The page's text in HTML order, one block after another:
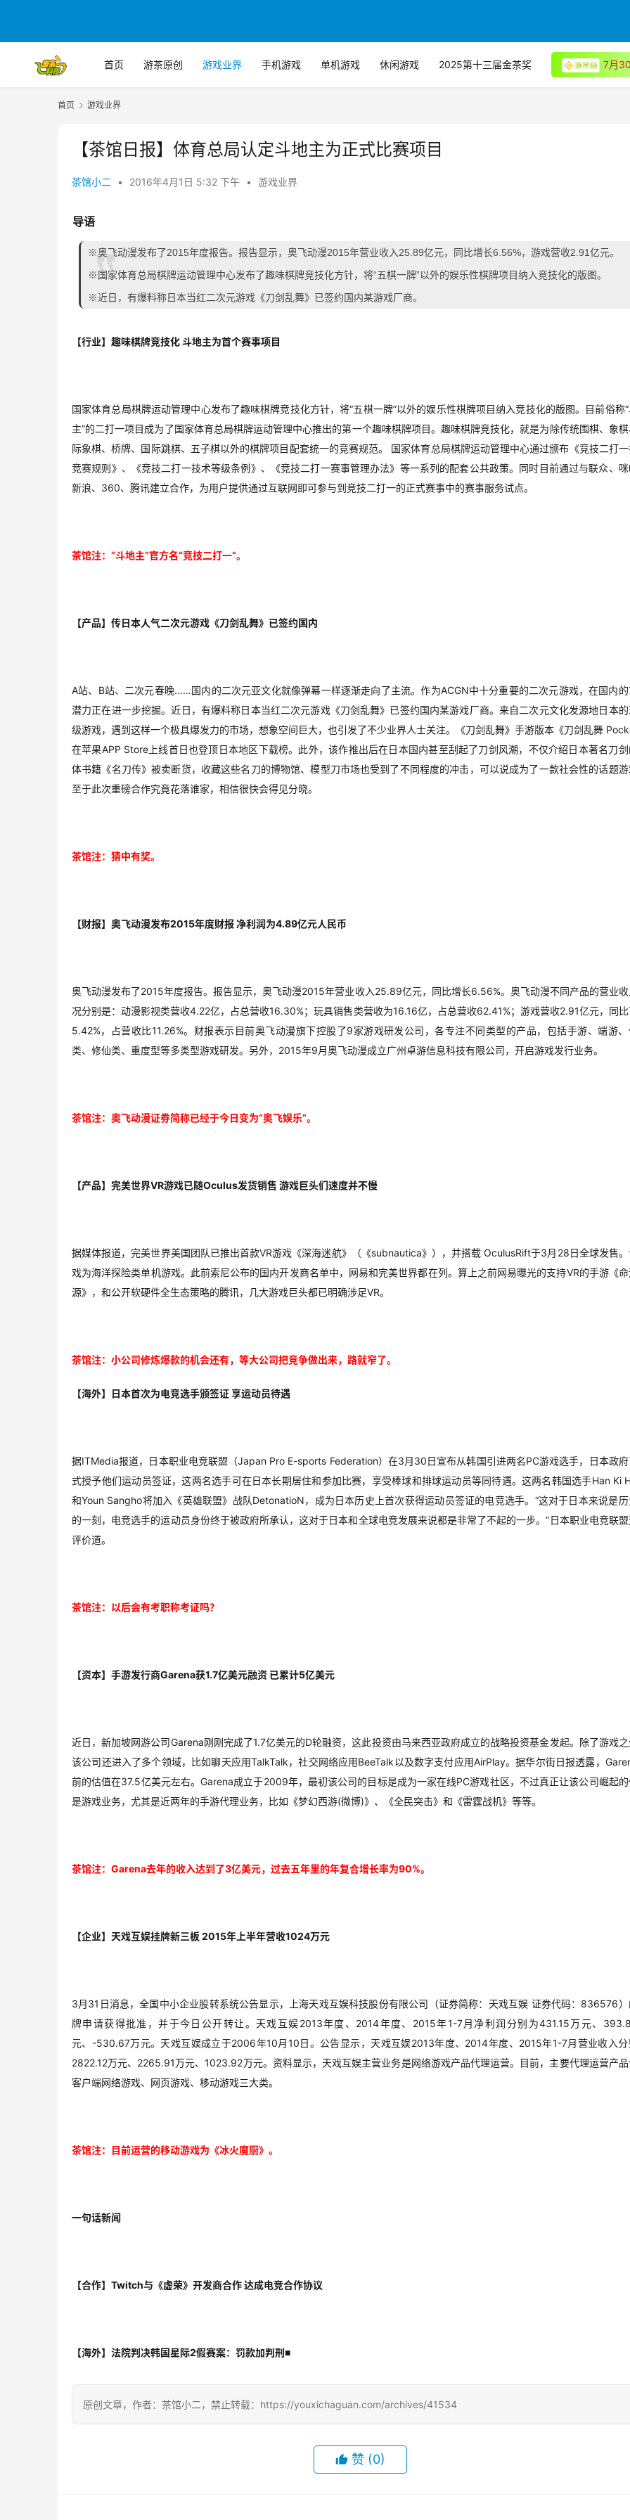
首页 游茶原创 游戏业界 手机游戏 单机游戏 休闲游戏 2025第十三届金茶奖 7月
首页 游戏业界
【茶馆日报】体育总局认定斗地主为正式比赛项目
茶馆小二 • 2016年4月1日 5:32 下午 • 游戏业界
导语
※奥飞动漫发布了2015年度报告。报告显示，奥飞动漫2015年营业收入25.89亿元，同比增长6.56%，游戏营收2.91亿元。
※国家体育总局棋牌运动管理中心发布了趣味棋牌竞技化方针，将“五棋一牌”以外的娱乐性棋牌项目纳入竞技化的版图。
※近日，有爆料称日本当红二次元游戏《刀剑乱舞》已签约国内某游戏厂商。
【行业】趣味棋牌竞技化 斗地主为首个赛事项目
国家体育总局棋牌运动管理中心发布了趣味棋牌竞技化方针，将“五棋一牌”以外的娱乐性棋牌项目纳入竞技化的版图。目前俗称
主”的二打一项目成为了国家体育总局棋牌运动管理中心推出的第一个趣味棋牌项目。趣味棋牌竞技化，就是为除传统围棋、象
际象棋、桥牌、国际跳棋、五子棋以外的棋牌项目配套统一的竞赛规范。 国家体育总局棋牌运动管理中心通过颁布《竞技二打
竞赛规则》、《竞技二打一技术等级条例》、《竞技二打一赛事管理办法》等一系列的配套公共政策。同时目前通过与联众、咪
新浪、360、腾讯建立合作，为用户提供通过互联网即可参与到竞技二打一的正式赛事中的赛事服务试点。
茶馆注：“斗地主”官方名“竞技二打一”。
【产品】传日本人气二次元游戏《刀剑乱舞》已签约国内
A站、B站、二次元春晚……国内的二次元亚文化就像弹幕一样逐渐走向了主流。作为ACGN中十分重要的二次元游戏，在国内
潜力正在进一步挖掘。近日，有爆料称日本当红二次元游戏《刀剑乱舞》已签约国内某游戏厂商。来自二次元文化发源地日本的
级游戏，遇到这样一个极具爆发力的市场，想象空间巨大，也引发了不少业界人士关注。《刀剑乱舞》手游版本《刀剑乱舞
在苹果APP Store上线首日也登顶日本地区下载榜。此外，该作推出后在日本国内甚至刮起了刀剑风潮，不仅介绍日本著名刀剑
体书籍《名刀传》被卖断货，收藏这些名刀的博物馆、模型刀市场也受到了不同程度的冲击，可以说成为了一款社会性的话题游
至于此次重磅合作究竟花落谁家，相信很快会得见分晓。
茶馆注：猜中有奖。
【财报】奥飞动漫发布2015年度财报 净利润为4.89亿元人民币
奥飞动漫发布了2015年度报告。报告显示，奥飞动漫2015年营业收入25.89亿元，同比增长6.56%。奥飞动漫不同产品的营业
况分别是：动漫影视类营收4.22亿，占总营收16.30%；玩具销售类营收为16.16亿，占总营收62.41%；游戏营收2.91亿元，同
5.42%，占营收比11.26%。财报表示目前奥飞动漫旗下控股了9家游戏研发公司，各专注不同类型的产品，包括手游、端游、
类、修仙类、重度型等多类型游戏研发。另外，2015年9月奥飞动漫成立广州卓游信息科技有限公司，开启游戏发行业务。
茶馆注：奥飞动漫证券简称已经于今日变为“奥飞娱乐”。
【产品】完美世界VR游戏已随Oculus发货销售 游戏巨头们速度并不慢
据媒体报道，完美世界美国团队已推出首款VR游戏《深海迷航》（《subnautica》），并搭载 OculusRift于3月28日全球发售
戏为海洋探险类单机游戏。此前索尼公布的国内开发商名单中，网易和完美世界都在列。算上之前网易曝光的支持VR的手游《
源》，和公开软硬件全生态策略的腾讯，几大游戏巨头都已明确涉足VR。
茶馆注：小公司修炼爆款的机会还有，等大公司把竞争做出来，路就窄了。
【海外】日本首次为电竞选手颁签证 享运动员待遇
据ITMedia报道，日本职业电竞联盟（Japan Pro E-sports Federation）在3月30日宣布从韩国引进两名PC游戏选手，日本政府
式授予他们运动员签证，这两名选手可在日本长期居住和参加比赛，享受棒球和排球运动员等同待遇。这两名韩国选手Han Ki
和Youn Sangho将加入《英雄联盟》战队DetonatioN，成为日本历史上首次获得运动员签证的电竞选手。“这对于日本来说是历
的一刻，电竞选手的运动员身份终于被政府所承认，这对于日本和全球电竞发展来说都是非常了不起的一步。”日本职业电竞联
评价道。
茶馆注：以后会有考职称考证吗？
【资本】手游发行商Garena获1.7亿美元融资 已累计5亿美元
近日，新加坡网游公司Garena刚刚完成了1.7亿美元的D轮融资，这此投资由马来西亚政府成立的战略投资基金发起。除了游戏之
该公司还进入了多个领域，比如聊天应用TalkTalk，社交网络应用BeeTalk以及数字支付应用AirPlay。据华尔街日报透露，
前的估值在37.5亿美元左右。Garena成立于2009年，最初该公司的目标是成为一家在线PC游戏社区，不过真正让该公司崛起
是游戏业务，尤其是近两年的手游代理业务，比如《梦幻西游(微博)》、《全民突击》和《雷霆战机》等等。
茶馆注：Garena去年的收入达到了3亿美元，过去五年里的年复合增长率为90%。
【企业】天戏互娱挂牌新三板 2015年上半年营收1024万元
3月31日消息，全国中小企业股转系统公告显示，上海天戏互娱科技股份有限公司（证券简称：天戏互娱 证券代码：836576
牌申请获得批准，并于今日公开转让。天戏互娱2013年度、2014年度、2015年1-7月净利润分别为431.15万元、
元、-530.67万元。天戏互娱成立于2006年10月10日。公告显示，天戏互娱2013年度、2014年度、2015年1-7月营业收入分
2822.12万元、2265.91万元、1023.92万元。资料显示，天戏互娱主营业务是网络游戏产品代理运营。目前，主要代理运营产
客户端网络游戏、网页游戏、移动游戏三大类。
茶馆注：目前运营的移动游戏为《冰火魔厨》。
一句话新闻
【合作】Twitch与《虚荣》开发商合作 达成电竞合作协议
【海外】法院判决韩国星际2假赛案：罚款加判刑■
原创文章，作者：茶馆小二，禁止转载：https://youxichaguan.com/archives/41534
赞 (0)